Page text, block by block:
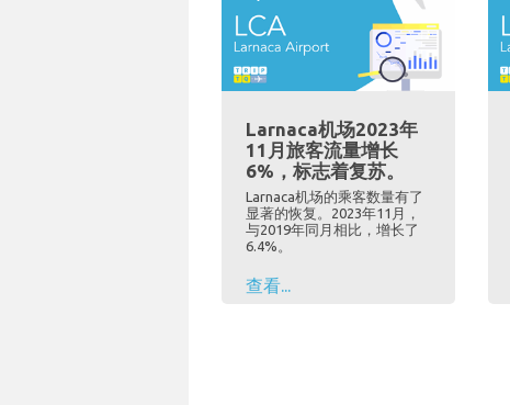
Larnaca机场2023年
11月旅客流量增长
6%，标志着复苏。
Larnaca机场的乘客数量有了
显著的恢复。2023年11月，
与2019年同月相比，增长了
6.4%。
查看...